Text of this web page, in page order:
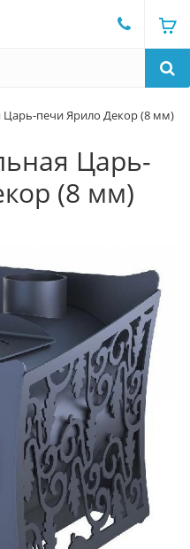
Царь-печи Ярило Декор (8 мм)
Царь-
(8 мм)